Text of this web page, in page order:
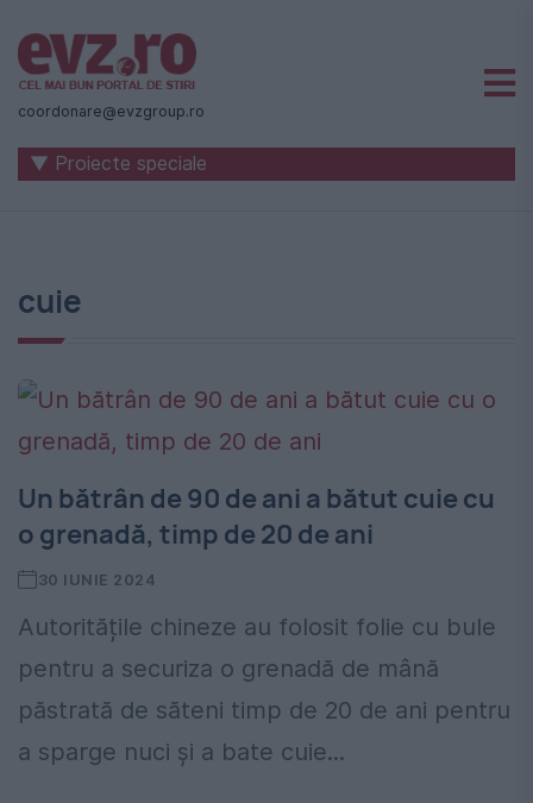
Știri
naționale
internaționale
-
Evenimentul
Zilei
coordonare@evzgroup.ro
▼ Proiecte speciale
cuie
Un bătrân de 90 de ani a bătut cuie cu
o grenadă, timp de 20 de ani
30 IUNIE 2024
Autoritățile chineze au folosit folie cu bule
pentru a securiza o grenadă de mână
păstrată de săteni timp de 20 de ani pentru
a sparge nuci și a bate cuie...